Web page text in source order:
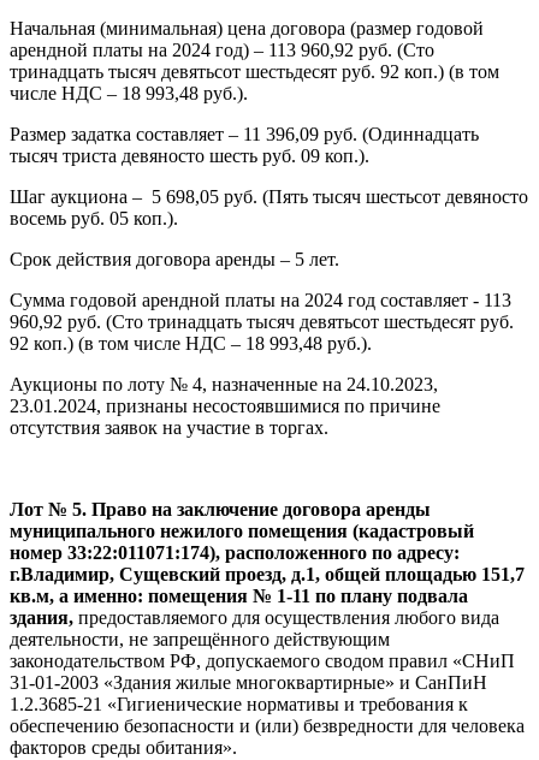
Начальная (минимальная) цена договора (размер годовой
арендной платы на 2024 год) – 113 960,92 руб. (Сто
тринадцать тысяч девятьсот шестьдесят руб. 92 коп.) (в том
числе НДС – 18 993,48 руб.).
Размер задатка составляет – 11 396,09 руб. (Одиннадцать
тысяч триста девяносто шесть руб. 09 коп.).
Шаг аукциона – 5 698,05 руб. (Пять тысяч шестьсот девяносто
восемь руб. 05 коп.).
Срок действия договора аренды – 5 лет.
Сумма годовой арендной платы на 2024 год составляет - 113
960,92 руб. (Сто тринадцать тысяч девятьсот шестьдесят руб.
92 коп.) (в том числе НДС – 18 993,48 руб.).
Аукционы по лоту № 4, назначенные на 24.10.2023,
23.01.2024, признаны несостоявшимися по причине
отсутствия заявок на участие в торгах.
Лот № 5. Право на заключение договора аренды
муниципального нежилого помещения (кадастровый
номер 33:22:011071:174), расположенного по адресу:
г.Владимир, Сущевский проезд, д.1, общей площадью 151,7
кв.м, а именно: помещения № 1-11 по плану подвала
здания, предоставляемого для осуществления любого вида
деятельности, не запрещённого действующим
законодательством РФ, допускаемого сводом правил «СНиП
31-01-2003 «Здания жилые многоквартирные» и СанПиН
1.2.3685-21 «Гигиенические нормативы и требования к
обеспечению безопасности и (или) безвредности для человека
факторов среды обитания».